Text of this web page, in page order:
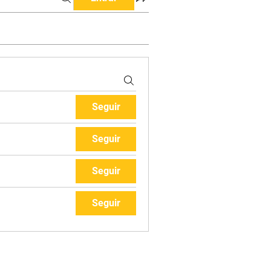
Seguir
Seguir
Seguir
Seguir